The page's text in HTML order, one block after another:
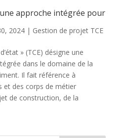
approche intégrée pour
2024| Gestion de projet TCE
» (TCE) désigne une
dans le domaine de la
Il fait référence à
et des corps de métier
de construction, de la